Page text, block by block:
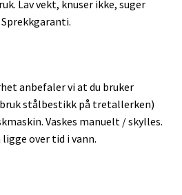
Lav vekt, knuser ikke, suger
anbefaler vi at du bruker
stålbestikk på tretallerken)
Vaskes manuelt / skylles.
over tid i vann.